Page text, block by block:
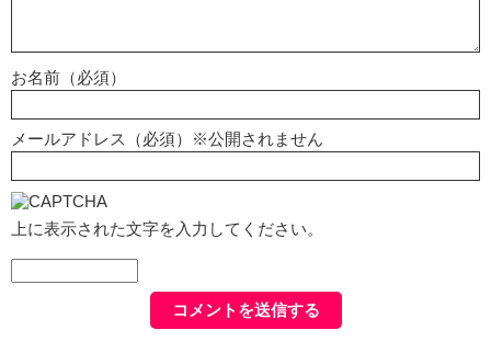
お名前（必須）
メールアドレス（必須）※公開されません
上に表示された文字を入力してください。